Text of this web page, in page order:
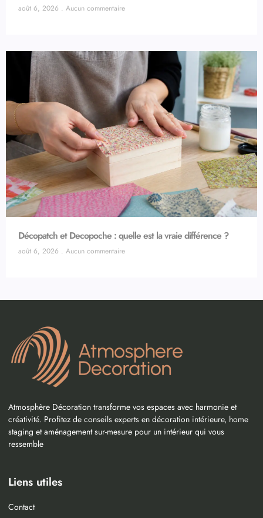
août 6, 2026 Aucun commentaire
Décopatch et Decopoche : quelle est la vraie différence ?
août 6, 2026 Aucun commentaire
Atmosphère Décoration transforme vos espaces avec harmonie et
créativité. Profitez de conseils experts en décoration intérieure, home
staging et aménagement sur-mesure pour un intérieur qui vous
ressemble
Liens utiles
Contact